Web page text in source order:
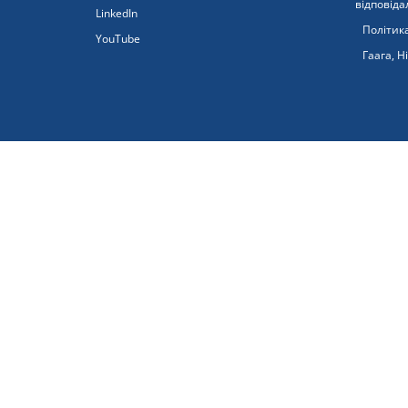
LinkedIn
YouTube
Гаага,